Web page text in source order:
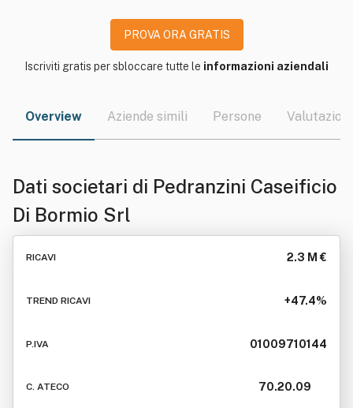
PROVA ORA GRATIS
Iscriviti gratis per sbloccare tutte le informazioni aziendali
Overview Aziende simili Persone Valutazioni
Dati societari di Pedranzini Caseificio
Di Bormio Srl
RICAVI 2.3 M €
TREND RICAVI +47.4%
P.IVA 01009710144
C. ATECO 70.20.09